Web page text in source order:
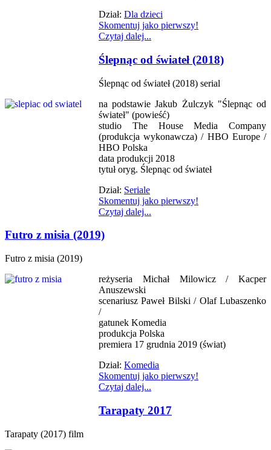
Dział: Dla dzieci
Skomentuj jako pierwszy!
Czytaj dalej...
Ślepnąc od świateł (2018)
Ślepnąc od świateł (2018) serial
na podstawie Jakub Żulczyk "Ślepnąc od
świateł" (powieść)
studio The House Media Company
(produkcja wykonawcza) / HBO Europe /
HBO Polska
data produkcji 2018
tytuł oryg. Ślepnąc od świateł
Dział: Seriale
Skomentuj jako pierwszy!
Czytaj dalej...
Futro z misia (2019)
Futro z misia (2019)
reżyseria Michał Milowicz / Kacper
Anuszewski
scenariusz Paweł Bilski / Olaf Lubaszenko
/
gatunek Komedia
produkcja Polska
premiera 17 grudnia 2019 (świat)
Dział: Komedia
Skomentuj jako pierwszy!
Czytaj dalej...
Tarapaty 2017
Tarapaty (2017) film